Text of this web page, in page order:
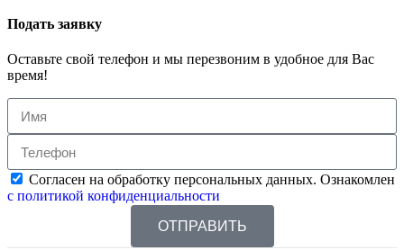
Подать заявку
Оставьте свой телефон и мы перезвоним в удобное для Вас
время!
Согласен на обработку персональных данных. Ознакомлен
с политикой конфиденциальности
ОТПРАВИТЬ